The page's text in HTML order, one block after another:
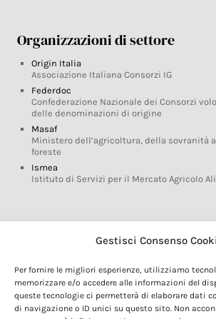
Gestisci Consenso
Per fornire le migliori esperienze, utilizziamo
memorizzare e/o accedere alle informazioni del
queste tecnologie ci permetterà di elaborare dati
di navigazione o ID unici su questo sito. Non
Organizzazioni di settore
Origin Italia
Associazione Italiana Consorzi IG
Federdoc
Confederazione Nazionale dei Consorzi
delle denominazioni di origine
Masaf
Ministero dell’agricoltura, della sovranità
foreste
Ismea
Istituto di Servizi per il Mercato Agricolo
Glossario DOP IGP
Marchi DOP IGP
Normativa prodotti DOP IGP
Consorzi di Tutela